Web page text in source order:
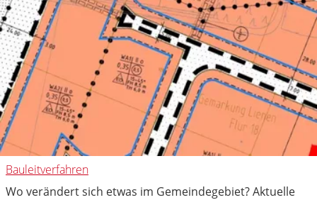
Bauleitverfahren
Wo verändert sich etwas im Gemeindegebiet? Aktuelle